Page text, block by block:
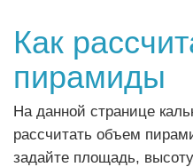
Как
пирамиды
На данной странице
рассчитать объем
задайте площадь,